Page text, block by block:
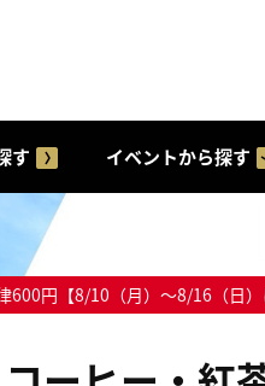
す イベントから探す
円【8/10（月）～8/16（日